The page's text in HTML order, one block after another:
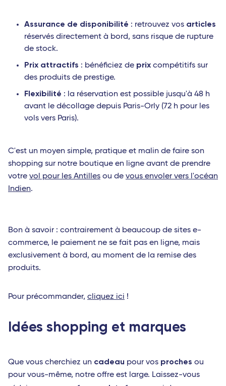
Assurance de disponibilité : retrouvez vos articles
réservés directement à bord, sans risque de rupture
de stock.
Prix attractifs : bénéficiez de prix compétitifs sur
des produits de prestige.
Flexibilité : la réservation est possible jusqu'à 48 h
avant le décollage depuis Paris-Orly (72 h pour les
vols vers Paris).
C'est un moyen simple, pratique et malin de faire son
shopping sur notre boutique en ligne avant de prendre
votre vol pour les Antilles ou de vous envoler vers l'océan
Indien.
Bon à savoir : contrairement à beaucoup de sites e-
commerce, le paiement ne se fait pas en ligne, mais
exclusivement à bord, au moment de la remise des
produits.
Pour précommander, cliquez ici !
Idées shopping et marques
Que vous cherchiez un cadeau pour vos proches ou
pour vous-même, notre offre est large. Laissez-vous